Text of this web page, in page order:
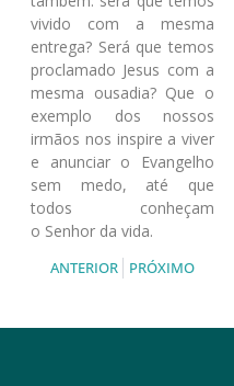
vivido com a mesma
entrega? Será que temos
proclamado Jesus com a
mesma ousadia? Que o
exemplo dos nossos
irmãos nos inspire a viver
e anunciar o Evangelho
sem medo, até que
todos conheçam
o Senhor da vida.
ANTERIOR PRÓXIMO